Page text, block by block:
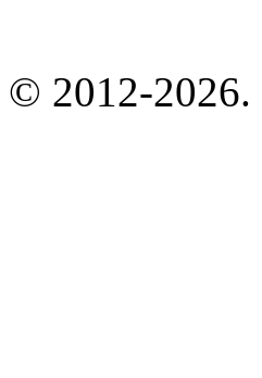
© 2012-2026.